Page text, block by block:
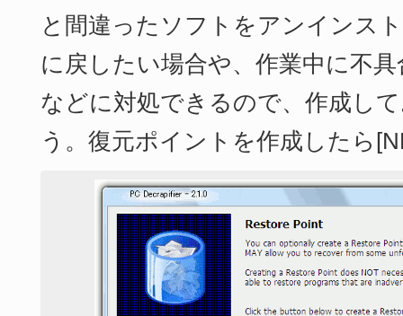
と間違ったソフトをアンインス
に戻したい場合や、作業中に不
などに対処できるので、作成し
う。復元ポイントを作成したら